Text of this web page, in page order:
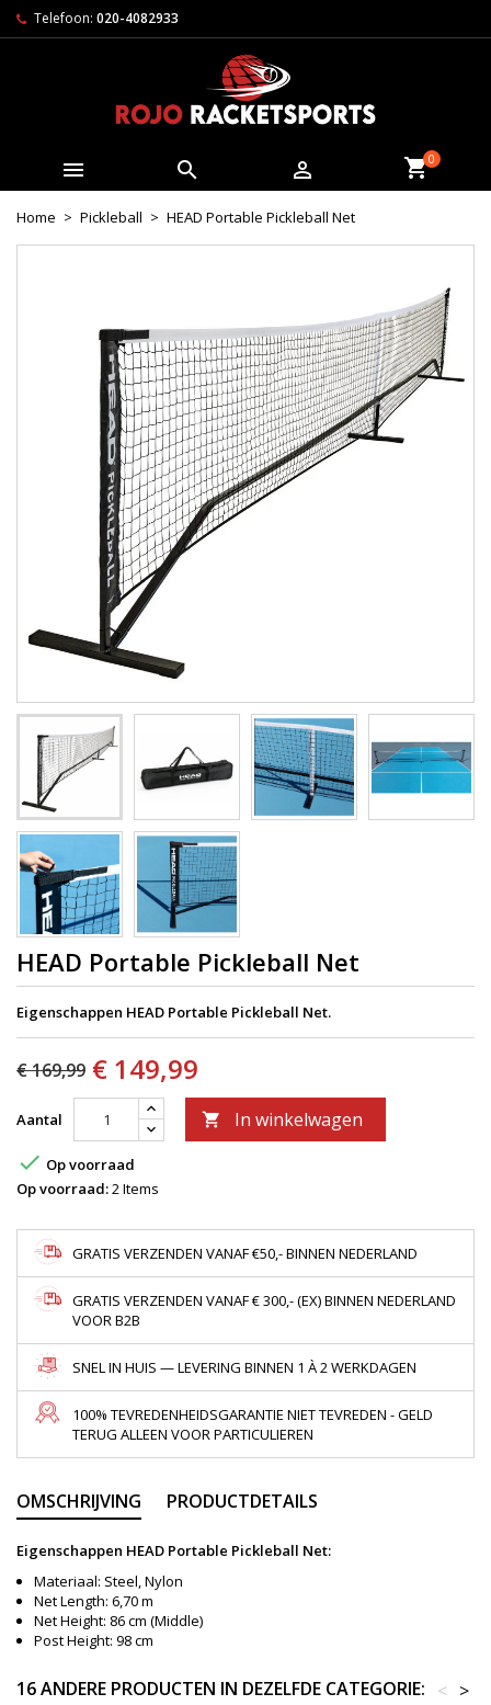
Telefoon: 020-4082933
   0
Home Pickleball HEAD Portable Pickleball Net
HEAD Portable Pickleball Net
Eigenschappen HEAD Portable Pickleball Net.
€ 169,99 € 149,99
Aantal  In winkelwagen
 Op voorraad
Op voorraad:2 Items
GRATIS VERZENDEN VANAF €50,- BINNEN NEDERLAND
GRATIS VERZENDEN VANAF € 300,- (EX) BINNEN NEDERLAND
VOOR B2B
SNEL IN HUIS — LEVERING BINNEN 1 À 2 WERKDAGEN
100% TEVREDENHEIDSGARANTIE NIET TEVREDEN - GELD
TERUG ALLEEN VOOR PARTICULIEREN
OMSCHRIJVING PRODUCTDETAILS
Eigenschappen HEAD Portable Pickleball Net:
Materiaal: Steel, Nylon
Net Length: 6,70 m
Net Height: 86 cm (Middle)
Post Height: 98 cm
16 ANDERE PRODUCTEN IN DEZELFDE CATEGORIE: >
<